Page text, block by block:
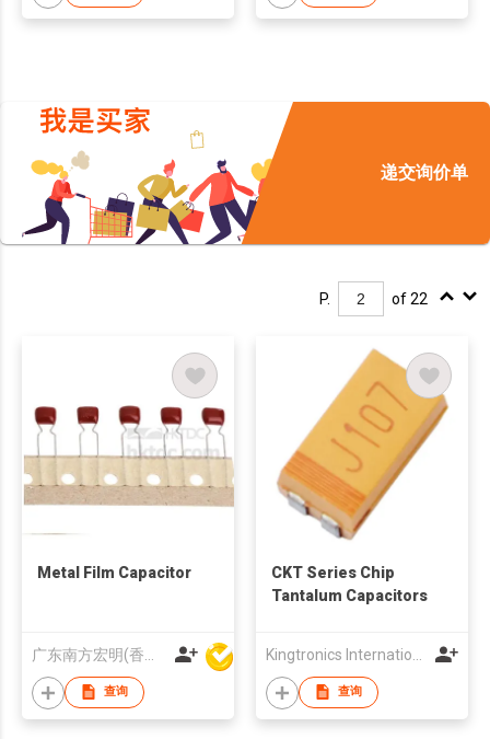
递交询价单
P. of 22
Metal Film Capacitor
查询
CKT Series Chip
Tantalum Capacitors
查询